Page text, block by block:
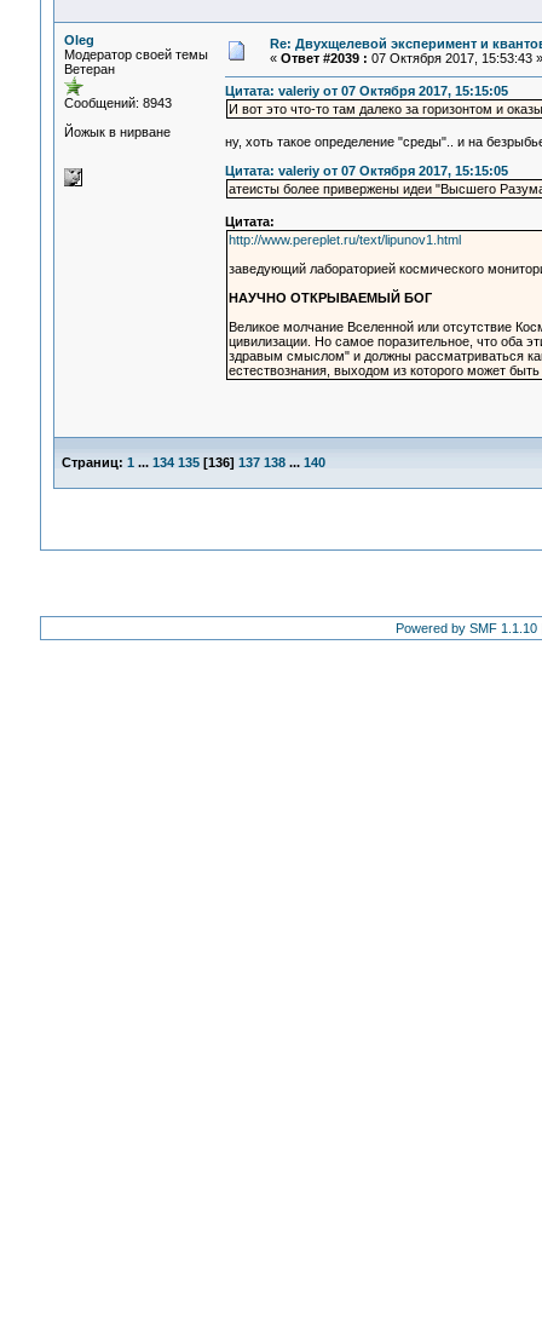
Oleg
Модератор своей темы
Ветеран
Сообщений: 8943
Йожык в нирване
Re: Двухщелевой эксперимент и
« Ответ #2039 : 07 Октября 2017, 15:53:43 »
Цитата: valeriy от 07 Октября 2017, 15:15:05
И вот это что-то там далеко за горизонтом и
ну, хоть такое определение "среды".. и на
Цитата: valeriy от 07 Октября 2017, 15:15:05
атеисты более привержены идеи "Высшего
Цитата:
http://www.pereplet.ru/text/lipunov1.html
заведующий лабораторией космического
НАУЧНО ОТКРЫВАЕМЫЙ БОГ
Великое молчание Вселенной или отсутствие
цивилизации. Но самое поразительное, что оба
здравым смыслом" и должны рассматриваться
естествознания, выходом из которого может
Страниц: 1 ... 134 135[136] 137 138 ... 140
Powered by SMF 1.1.10